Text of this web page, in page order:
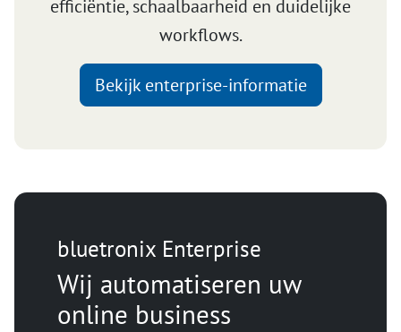
efficiëntie, schaalbaarheid en duidelijke
workflows.
Bekijk enterprise-informatie
bluetronix Enterprise
Wij automatiseren uw
online business